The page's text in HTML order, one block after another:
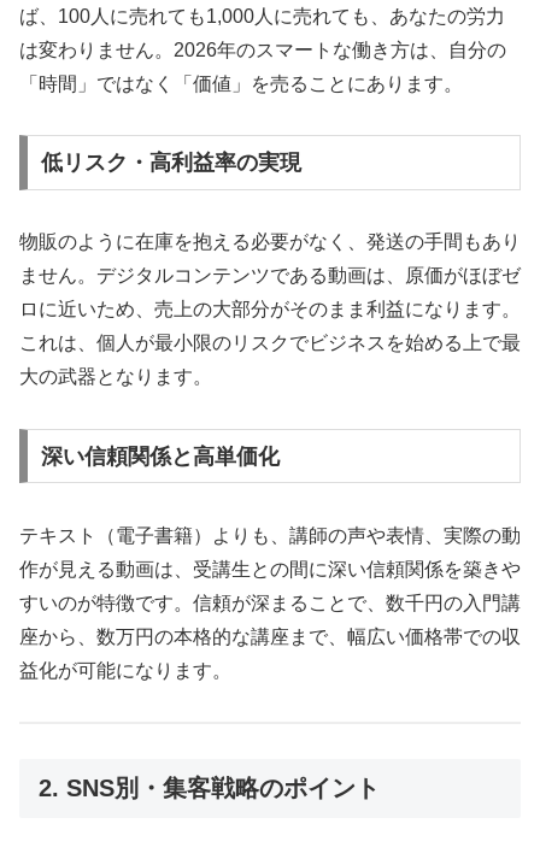
ば、100人に売れても1,000人に売れても、あなたの労力
は変わりません。2026年のスマートな働き方は、自分の
「時間」ではなく「価値」を売ることにあります。
低リスク・高利益率の実現
物販のように在庫を抱える必要がなく、発送の手間もあり
ません。デジタルコンテンツである動画は、原価がほぼゼ
ロに近いため、売上の大部分がそのまま利益になります。
これは、個人が最小限のリスクでビジネスを始める上で最
大の武器となります。
深い信頼関係と高単価化
テキスト（電子書籍）よりも、講師の声や表情、実際の動
作が見える動画は、受講生との間に深い信頼関係を築きや
すいのが特徴です。信頼が深まることで、数千円の入門講
座から、数万円の本格的な講座まで、幅広い価格帯での収
益化が可能になります。
2. SNS別・集客戦略のポイント